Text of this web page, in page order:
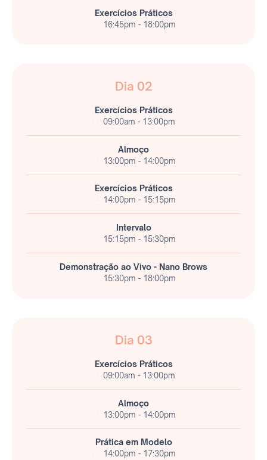
Exercícios Práticos
16:45pm - 18:00pm
Dia 02
Exercícios Práticos
09:00am - 13:00pm
Almoço
13:00pm - 14:00pm
Exercícios Práticos
14:00pm - 15:15pm
Intervalo
15:15pm - 15:30pm
Demonstração ao Vivo - Nano Brows
15:30pm - 18:00pm
Dia 03
Exercícios Práticos
09:00am - 13:00pm
Almoço
13:00pm - 14:00pm
Prática em Modelo
14:00pm - 17:30pm